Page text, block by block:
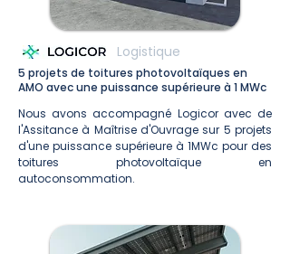
Logistique
5 projets de toitures photovoltaïques en
AMO avec une puissance supérieure à 1 MWc
Nous avons accompagné Logicor avec de
l'Assitance à Maîtrise d'Ouvrage sur 5 projets
d'une puissance supérieure à 1MWc pour des
toitures photovoltaïque en
autoconsommation.